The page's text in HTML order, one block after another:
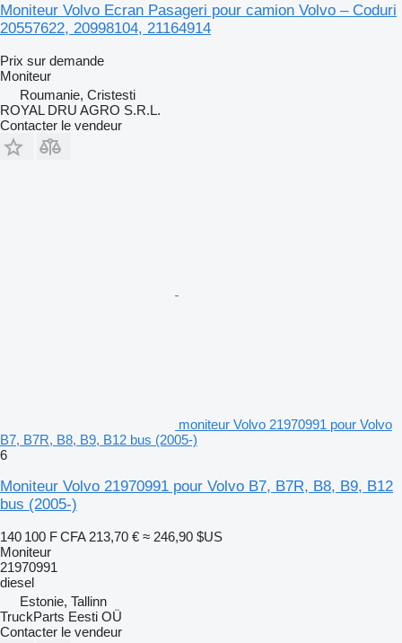
Moniteur Volvo Ecran Pasageri pour camion Volvo – Coduri
20557622, 20998104, 21164914
Prix sur demande
Moniteur
Roumanie, Cristesti
ROYAL DRU AGRO S.R.L.
Contacter le vendeur
moniteur Volvo 21970991 pour Volvo
B7, B7R, B8, B9, B12 bus (2005-)
6
Moniteur Volvo 21970991 pour Volvo B7, B7R, B8, B9, B12
bus (2005-)
140 100 F CFA 213,70 € ≈ 246,90 $US
Moniteur
21970991
diesel
Estonie, Tallinn
TruckParts Eesti OÜ
Contacter le vendeur